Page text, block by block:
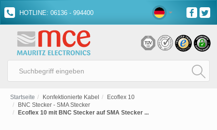
HOTLINE: 06136 - 994400
Startseite Konfektionierte Kabel
Ecoflex 10
BNC Stecker - SMA Stecker
Ecoflex 10 mit BNC Stecker auf SMA Stecker ...